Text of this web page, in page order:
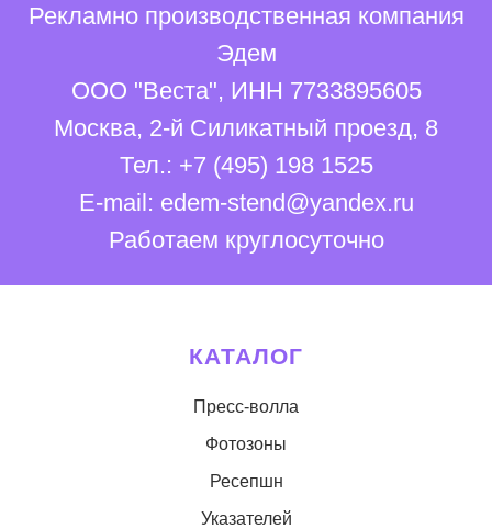
Рекламно производственная компания
Эдем
ООО "Веста", ИНН 7733895605
Москва, 2-й Силикатный проезд, 8
Тел.: +7 (495) 198 1525
E-mail: edem-stend@yandex.ru
Работаем круглосуточно
КАТАЛОГ
Пресс-волла
Фотозоны
Ресепшн
Указателей